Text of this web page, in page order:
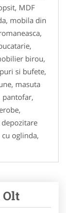
MDF
mobila din
birou,
si bufete,
masuta
pantofar,
oglinda,
Olt